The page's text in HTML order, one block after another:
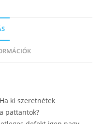
ki szeretnétek
pattantok?